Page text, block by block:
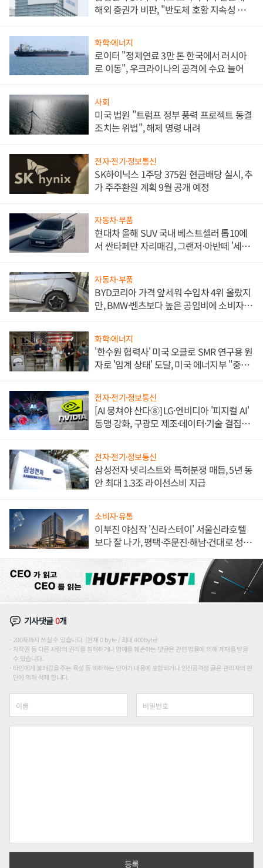
해외 증권가 비판, "반도체 호황 지속성 의
화학·에너지
로이터 "정제연료 3만 톤 한국에서 러시아
로 이동", 우크라이나의 공격에 수요 늘어
사회
미국 법원 "트럼프 정부 풍력 프로젝트 동결
조치는 위법", 해제 명령 내려
전자·전기·정보통신
SK하이닉스 1주당 375원 현금배당 실시, 추
가 주주환원 계획 9월 공개 예정
자동차·부품
현대차 올해 SUV 국내 베스트셀러 톱10에
서 싼타페만 자리매김, 그랜저·아반떼 '세단
자동차·부품
BYD코리아 가격 앞세워 수입차 4위 올랐지
만, BMW·벤츠보다 높은 공임비에 소비자
화학·에너지
'한수원 협력사' 미국 오클로 SMR 연구용 원
자로 '임계 상태' 도달, 미국 에너지부 "중요
전자·전기·정보통신
[AI 뭉쳐야 산다⑧] LG·엔비디아 '피지컬 AI'
동맹 강화, 구광모 제조·데이터·기술 결집
전자·전기·정보통신
삼성전자 넷리스트와 특허분쟁 매듭, 5년 동
안 최대 1.3조 라이선스비 지급
소비자·유통
이부진 야심작 '신라스테이' 서울신라호텔
보다 잘 나가, 평택·주문진·해남·건대로 성
기사댓글0개
200자까지 쓰실 수 있습니다. (현재 0 byte / 최대 400byte)
저작권 등 다른 사람의 권리를 침해하거나 명예를 훼손하는 댓글은 관련 법률에 의해 제재를 받을
수 있습니다.
타인에게 불쾌감을 주는 욕설 등 비하하는 단어가 내용에 포함되거나 인신공격성 글은 관리자의 판
단에 의해 삭제 합니다.